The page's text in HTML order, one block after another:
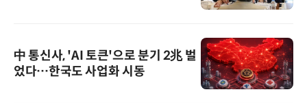
中 통신사, 'AI 토큰'으로 분기 2兆 벌
었다…한국도 사업화 시동